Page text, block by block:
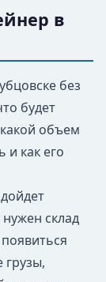
в
без
будет
объем
и как его
склад
грузы,